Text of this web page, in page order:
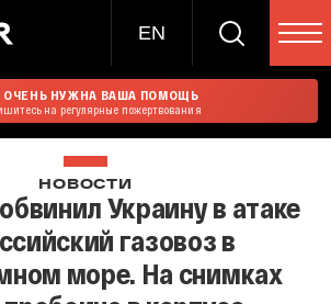
EN
ОЧЕНЬ НУЖНА ВАША ПОМОЩЬ
на регулярные пожертвования
НОВОСТИ
Украину в атаке
газовоз в
море. На снимках